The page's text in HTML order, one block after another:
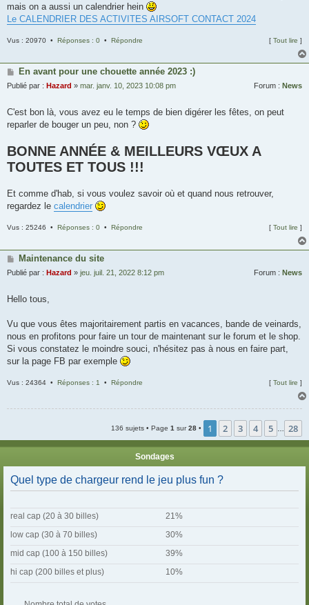
mais on a aussi un calendrier hein
Le CALENDRIER DES ACTIVITES AIRSOFT CONTACT 2024
Vus : 20970 • Réponses : 0 • Répondre [ Tout lire ]
En avant pour une chouette année 2023 :)
Publié par : Hazard » mar. janv. 10, 2023 10:08 pm Forum : News
C'est bon là, vous avez eu le temps de bien digérer les fêtes, on peut
reparler de bouger un peu, non ?
BONNE ANNÉE & MEILLEURS VŒUX A
TOUTES ET TOUS !!!
Et comme d'hab, si vous voulez savoir où et quand nous retrouver,
regardez le calendrier
Vus : 25246 • Réponses : 0 • Répondre [ Tout lire ]
Maintenance du site
Publié par : Hazard » jeu. juil. 21, 2022 8:12 pm Forum : News
Hello tous,
Vu que vous êtes majoritairement partis en vacances, bande de veinards,
nous en profitons pour faire un tour de maintenant sur le forum et le shop.
Si vous constatez le moindre souci, n'hésitez pas à nous en faire part,
sur la page FB par exemple
Vus : 24364 • Réponses : 1 • Répondre [ Tout lire ]
136 sujets • Page 1 sur28 • 1 2 3 4 5 28
Sondages
Quel type de chargeur rend le jeu plus fun ?
real cap (20 à 30 billes)
21%
low cap (30 à 70 billes)
30%
mid cap (100 à 150 billes)
39%
hi cap (200 billes et plus)
10%